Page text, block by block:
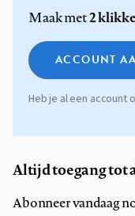
Maak met2
ACCOUNT
Heb je al een account
Altijd toegang tot
Abonneer vandaag